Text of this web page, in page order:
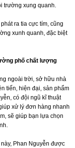
trường xung quanh.
ra tia cực tím, cũng
xunh quanh, đặc biệt
phố chất lượng
ngoài trời, sở hữu nhà
tiến, hiện đại, sản phẩm
có đội ngũ kĩ thuật
xử lý đơn hàng nhanh
sẽ giúp bạn lựa chọn
Phan Nguyễn được